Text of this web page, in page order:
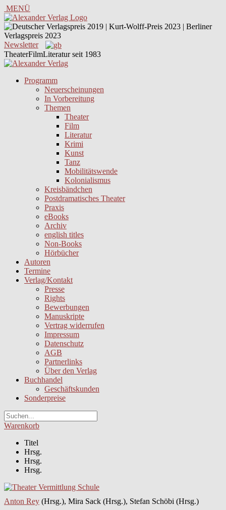
MENÜ
Newsletter
TheaterFilmLiteratur seit 1983
Programm
Neuerscheinungen
In Vorbereitung
Themen
Theater
Film
Literatur
Krimi
Kunst
Tanz
Mobilitätswende
Kolonialismus
Kreisbändchen
Postdramatisches Theater
Praxis
eBooks
Archiv
english titles
Non-Books
Hörbücher
Autoren
Termine
Verlag/Kontakt
Presse
Rights
Bewerbungen
Manuskripte
Vertrag widerrufen
Impressum
Datenschutz
AGB
Partnerlinks
Über den Verlag
Buchhandel
Geschäftskunden
Sonderpreise
Warenkorb
Titel
Hrsg.
Hrsg.
Hrsg.
Anton Rey (Hrsg.), Mira Sack (Hrsg.), Stefan Schöbi (Hrsg.)